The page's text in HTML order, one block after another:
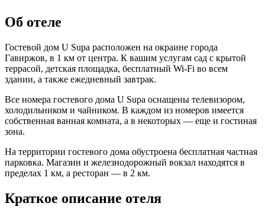
Об отеле
Гостевой дом U Supa расположен на окраине города
Гавиржов, в 1 км от центра. К вашим услугам сад с крытой
террасой, детская площадка, бесплатный Wi-Fi во всем
здании, а также ежедневный завтрак.
Все номера гостевого дома U Supa оснащены телевизором,
холодильником и чайником. В каждом из номеров имеется
собственная ванная комната, а в некоторых — еще и гостиная
зона.
На территории гостевого дома обустроена бесплатная частная
парковка. Магазин и железнодорожный вокзал находятся в
пределах 1 км, а ресторан — в 2 км.
Краткое описание отеля